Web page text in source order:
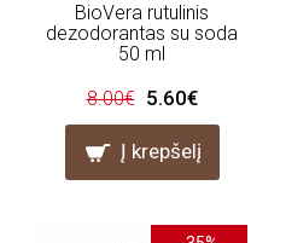
BioVera rutulinis
dezodorantas su soda
50 ml
8.00€ 5.60€
Į krepšelį